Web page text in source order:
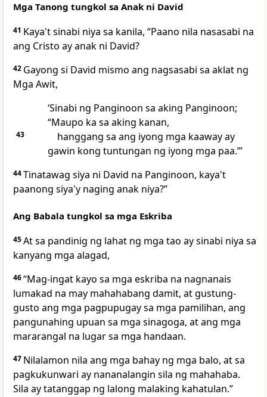
Mga Tanong tungkol sa Anak ni David
41 Kaya't sinabi niya sa kanila, “Paano nila nasasabi na
ang Cristo ay anak ni David?
42 Gayong si David mismo ang nagsasabi sa aklat ng
Mga Awit,
‘Sinabi ng Panginoon sa aking Panginoon;
“Maupo ka sa aking kanan,
43
hanggang sa ang iyong mga kaaway ay
gawin kong tuntungan ng iyong mga paa.”’
44Tinatawag siya ni David na Panginoon, kaya't
paanong siya'y naging anak niya?”
Ang Babala tungkol sa mga Eskriba
45At sa pandinig ng lahat ng mga tao ay sinabi niya sa
kanyang mga alagad,
46“Mag-ingat kayo sa mga eskriba na nagnanais
lumakad na may mahahabang damit, at gustung-
gusto ang mga pagpupugay sa mga pamilihan, ang
pangunahing upuan sa mga sinagoga, at ang mga
mararangal na lugar sa mga handaan.
47 Nilalamon nila ang mga bahay ng mga balo, at sa
pagkukunwari ay nananalangin sila ng mahahaba.
Sila ay tatanggap ng lalong malaking kahatulan.”